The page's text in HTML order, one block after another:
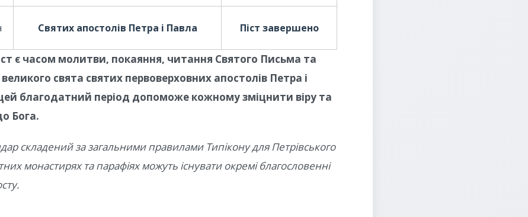
Святих апостолів Петра і Павла Піст завершено
є часом молитви, покаяння, читання Святого Письма та
свята святих первоверховних апостолів Петра і
благодатний період допоможе кожному зміцнити віру та
Бога.
складений за загальними правилами Типікону для Петрівського
монастирях та парафіях можуть існувати окремі благословенні